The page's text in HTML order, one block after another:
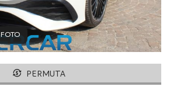
PERMUTA